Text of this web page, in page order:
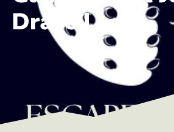
Draveil